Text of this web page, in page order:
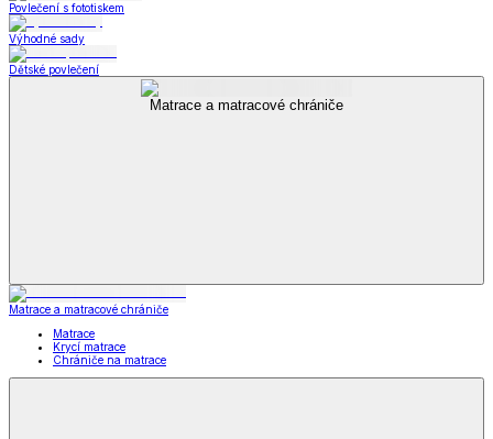
Povlečení s fototiskem
Výhodné sady
Dětské povlečení
Matrace a matracové chrániče
Matrace a matracové chrániče
Matrace
Krycí matrace
Chrániče na matrace